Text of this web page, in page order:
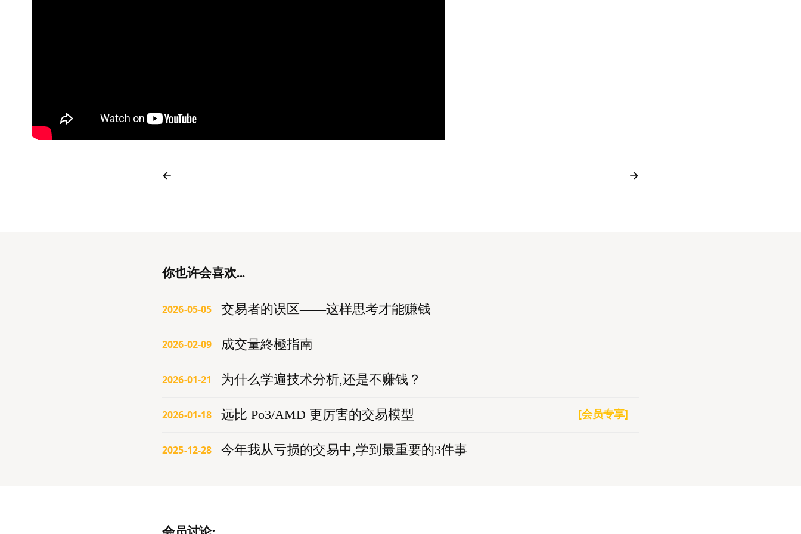
你也许会喜欢...
2026-05-05 交易者的误区——这样思考才能赚钱
2026-02-09 成交量終極指南
2026-01-21 为什么学遍技术分析,还是不赚钱？
2026-01-18 远比 Po3/AMD 更厉害的交易模型 [会员专享]
2025-12-28 今年我从亏损的交易中,学到最重要的3件事